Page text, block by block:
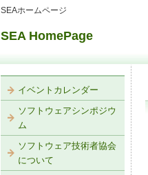
SEAホームページ
SEA HomePage
イベントカレンダー
ソフトウェアシンポジウ
ム
ソフトウェア技術者協会
について